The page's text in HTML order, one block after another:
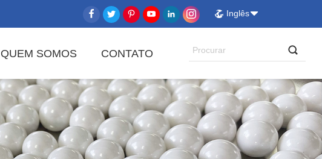
Inglês
QUEM SOMOS CONTATO